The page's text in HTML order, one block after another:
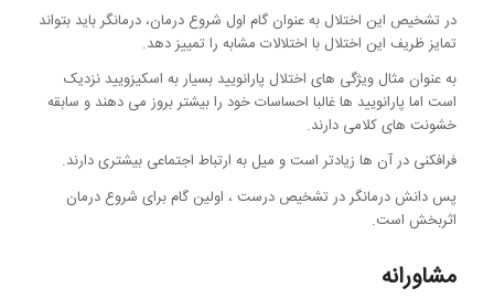
در تشخیص این اختلال به عنوان گام اول شروع درمان، درمانگر باید بتواند
تمایز ظریف این اختلال با اختلالات مشابه را تمییز دهد.
به عنوان مثال ویژگی های اختلال پارانویید بسیار به اسکیزویید نزدیک
است اما پارانویید ها غالبا احساسات خود را بیشتر بروز می دهند و سابقه
خشونت های کلامی دارند.
فرافکنی در آن ها زیادتر است و میل به ارتباط اجتماعی بیشتری دارند.
پس دانش درمانگر در تشخیص درست ، اولین گام برای شروع درمان
اثربخش است.
مشاورانه